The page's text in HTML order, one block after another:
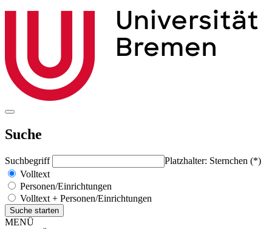
Suche
Suchbegriff
Platzhalter: Sternchen (*)
Volltext
Personen/Einrichtungen
Volltext + Personen/Einrichtungen
MENÜ